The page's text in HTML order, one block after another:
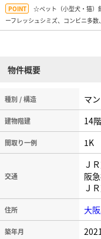
☆ペット（小型犬・猫）
ーフレッシュシミズ、コンビニ多
ます！
物件概要
種別 / 構造 マ
建物階建 14階
間取り一例 1K
交通
Ｊ
阪
Ｊ
住所 大
築年月